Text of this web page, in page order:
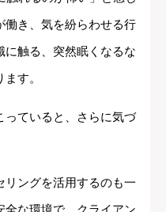
働き、気を紛らわせる行
触る、突然眠くなるな
す。
ていると、さらに気づ
リングを活用するのも一
な環境で、クライアン